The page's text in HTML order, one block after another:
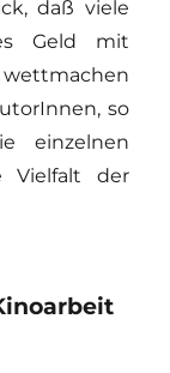
daß viele
Geld mit
so
einzelnen
Vielfalt der